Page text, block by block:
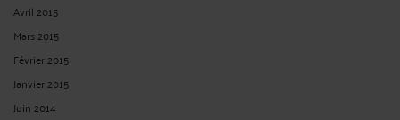
Avril 2015
Mars 2015
Février 2015
Janvier 2015
Juin 2014